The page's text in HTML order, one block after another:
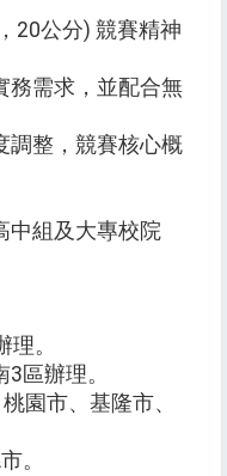
20公分) 競賽精神
務需求，並配合無
調整，競賽核心概
中組及大專校院
。
區辦理。
園市、基隆市、
。